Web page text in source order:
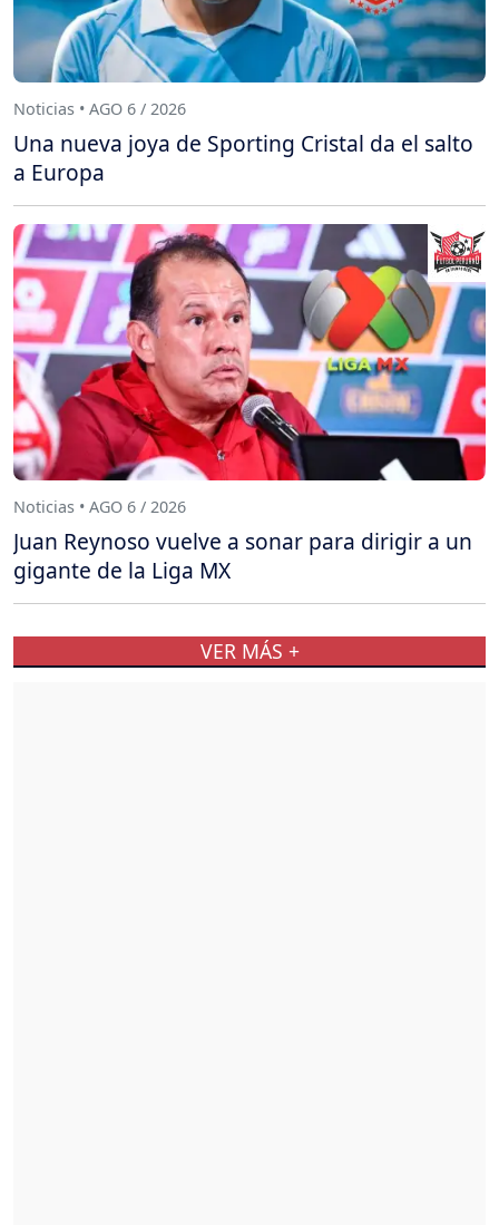
Noticias • AGO 6 / 2026
Una nueva joya de Sporting Cristal da el salto
a Europa
Noticias • AGO 6 / 2026
Juan Reynoso vuelve a sonar para dirigir a un
gigante de la Liga MX
VER MÁS +